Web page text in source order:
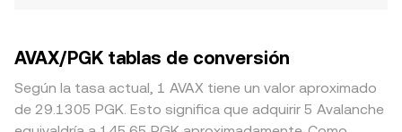
AVAX/PGK tablas de conversión
Según la tasa actual, 1 AVAX tiene un valor aproximado
de 29.1305 PGK. Esto significa que adquirir 5 Avalanche